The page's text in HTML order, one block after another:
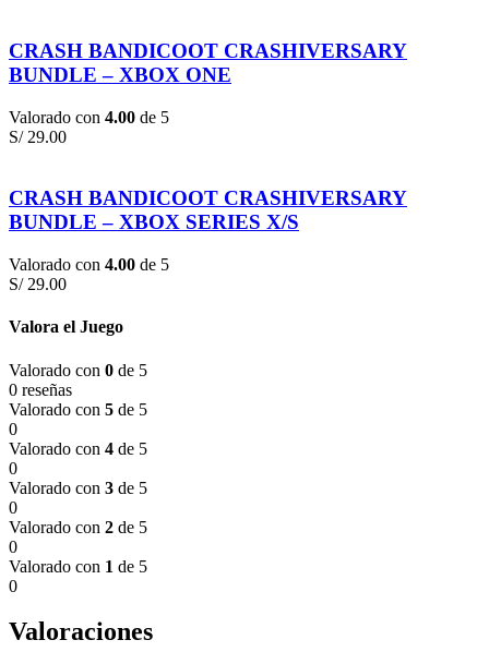
CRASH BANDICOOT CRASHIVERSARY
BUNDLE – XBOX ONE
Valorado con 4.00 de 5
S/29.00
CRASH BANDICOOT CRASHIVERSARY
BUNDLE – XBOX SERIES X/S
Valorado con 4.00 de 5
S/29.00
Valora el Juego
Valorado con 0 de 5
0 reseñas
Valorado con 5 de 5
0
Valorado con 4 de 5
0
Valorado con 3 de 5
0
Valorado con 2 de 5
0
Valorado con 1 de 5
0
Valoraciones